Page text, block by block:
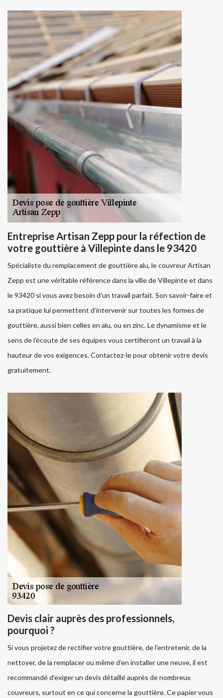
Entreprise Artisan Zepp pour la réfection de
votre gouttière à Villepinte dans le 93420
Spécialiste du remplacement de gouttière alu, le couvreur Artisan
Zepp est une véritable référence dans la ville de Villepinte et dans
le 93420 si vous avez besoin d’un travail parfait. Son savoir-faire et
sa pratique lui permettent d’intervenir sur toutes les formes de
gouttière, aussi bien celles en alu, ou en zinc. Le dynamisme et le
sens de l’écoute de ses équipes vous certifieront un travail à la
hauteur de vos exigences. Contactez-le pour obtenir votre devis
gratuitement.
Devis clair auprès des professionnels,
pourquoi ?
Si vous projetez de rectifier votre gouttière, de l’entretenir, de la
nettoyer, de la remplacer ou même d’en installer une neuve, il est
recommandé d’exiger un devis détaillé auprès de nombreux
couvreurs, surtout en ce qui concerne la gouttière. Ce papier vous